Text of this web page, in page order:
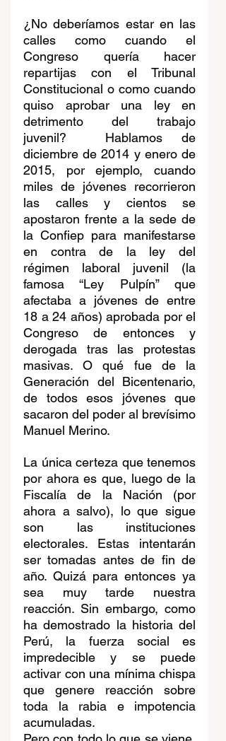
¿No deberíamos estar en las
calles como cuando el
Congreso quería hacer
repartijas con el Tribunal
Constitucional o como cuando
quiso aprobar una ley en
detrimento del trabajo
juvenil?  Hablamos de
diciembre de 2014 y enero de
2015, por ejemplo, cuando
miles de jóvenes recorrieron
las calles y cientos se
apostaron frente a la sede de
la Confiep para manifestarse
en contra de la ley del
régimen laboral juvenil (la
famosa “Ley Pulpín” que
afectaba a jóvenes de entre
18 a 24 años) aprobada por el
Congreso de entonces y
derogada tras las protestas
masivas. O qué fue de la
Generación del Bicentenario,
de todos esos jóvenes que
sacaron del poder al brevísimo
Manuel Merino.
La única certeza que tenemos
por ahora es que, luego de la
Fiscalía de la Nación (por
ahora a salvo), lo que sigue
son las instituciones
electorales. Estas intentarán
ser tomadas antes de fin de
año. Quizá para entonces ya
sea muy tarde nuestra
reacción. Sin embargo, como
ha demostrado la historia del
Perú, la fuerza social es
impredecible y se puede
activar con una mínima chispa
que genere reacción sobre
toda la rabia e impotencia
acumuladas.